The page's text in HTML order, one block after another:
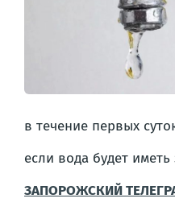
в течение первых
если вода будет
ЗАПОРОЖСКИЙ